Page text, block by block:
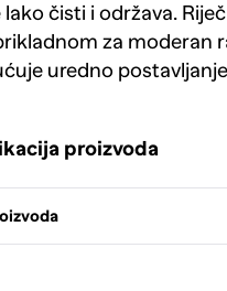
lako čisti i održava.
za moderan
uredno
proizvoda